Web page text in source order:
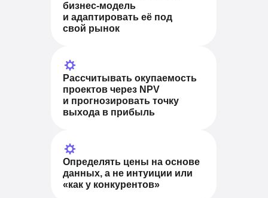
бизнес-модель
и адаптировать её под
свой рынок
Рассчитывать окупаемость
проектов через NPV
и прогнозировать точку
выхода в прибыль
Определять цены на основе
данных, а не интуиции или
«как у конкурентов»